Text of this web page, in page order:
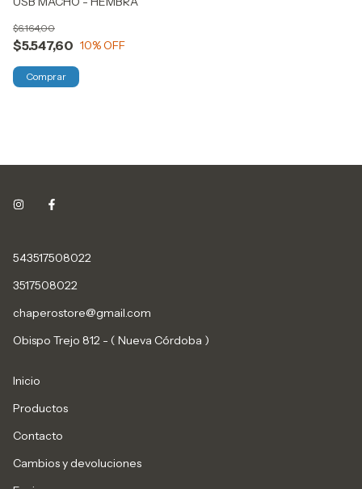
$5.547,60
$6.164,00
10% OFF
Comprar
543517508022
3517508022
chaperostore@gmail.com
Obispo Trejo 812 - ( Nueva Córdoba )
Inicio
Productos
Contacto
Cambios y devoluciones